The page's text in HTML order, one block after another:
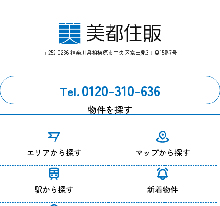
〒252-0236 神奈川県相模原市中央区富士見3丁目15番7号
Tel. 0120-310-636
物件を探す
エリアから探す マップから探す
駅から探す 新着物件